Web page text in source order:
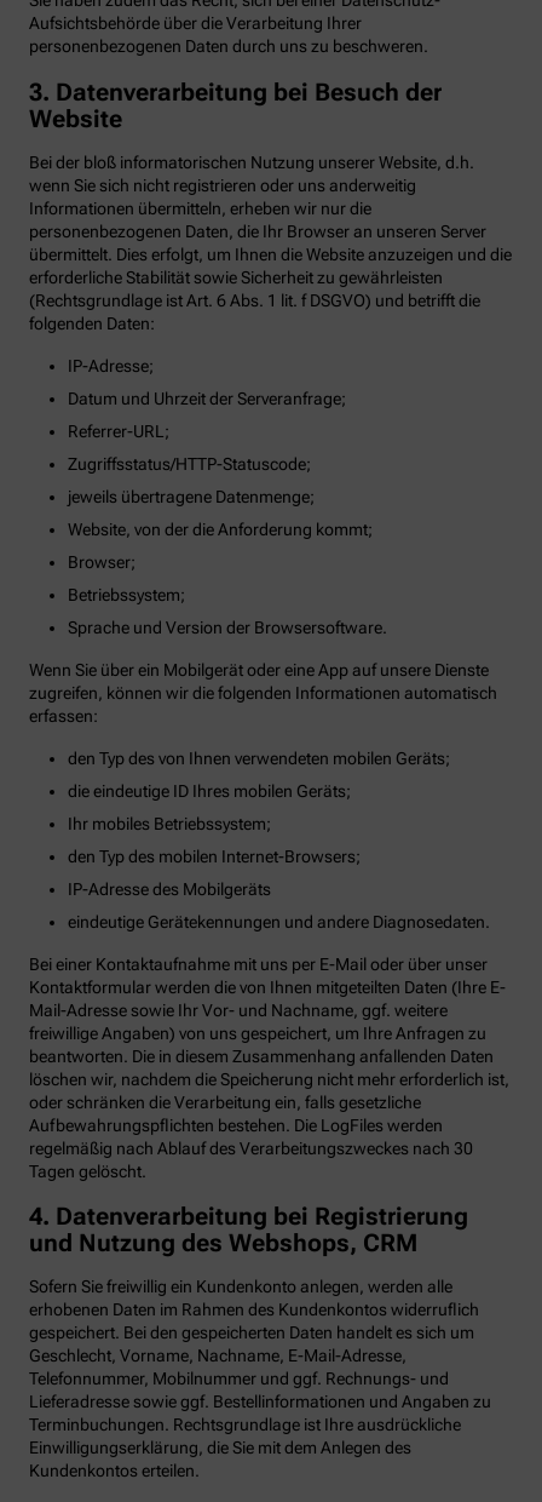
Aufsichtsbehörde über die Verarbeitung Ihrer
personenbezogenen Daten durch uns zu beschweren.
3. Datenverarbeitung bei Besuch der
Website
Bei der bloß informatorischen Nutzung unserer Website, d.h.
wenn Sie sich nicht registrieren oder uns anderweitig
Informationen übermitteln, erheben wir nur die
personenbezogenen Daten, die Ihr Browser an unseren Server
übermittelt. Dies erfolgt, um Ihnen die Website anzuzeigen und die
erforderliche Stabilität sowie Sicherheit zu gewährleisten
(Rechtsgrundlage ist Art. 6 Abs. 1 lit. f DSGVO) und betrifft die
folgenden Daten:
IP-Adresse;
Datum und Uhrzeit der Serveranfrage;
Referrer-URL;
Zugriffsstatus/HTTP-Statuscode;
jeweils übertragene Datenmenge;
Website, von der die Anforderung kommt;
Browser;
Betriebssystem;
Sprache und Version der Browsersoftware.
Wenn Sie über ein Mobilgerät oder eine App auf unsere Dienste
zugreifen, können wir die folgenden Informationen automatisch
erfassen:
den Typ des von Ihnen verwendeten mobilen Geräts;
die eindeutige ID Ihres mobilen Geräts;
Ihr mobiles Betriebssystem;
den Typ des mobilen Internet-Browsers;
IP-Adresse des Mobilgeräts
eindeutige Gerätekennungen und andere Diagnosedaten.
Bei einer Kontaktaufnahme mit uns per E-Mail oder über unser
Kontaktformular werden die von Ihnen mitgeteilten Daten (Ihre E-
Mail-Adresse sowie Ihr Vor- und Nachname, ggf. weitere
freiwillige Angaben) von uns gespeichert, um Ihre Anfragen zu
beantworten. Die in diesem Zusammenhang anfallenden Daten
löschen wir, nachdem die Speicherung nicht mehr erforderlich ist,
oder schränken die Verarbeitung ein, falls gesetzliche
Aufbewahrungspflichten bestehen. Die LogFiles werden
regelmäßig nach Ablauf des Verarbeitungszweckes nach 30
Tagen gelöscht.
4. Datenverarbeitung bei Registrierung
und Nutzung des Webshops, CRM
Sofern Sie freiwillig ein Kundenkonto anlegen, werden alle
erhobenen Daten im Rahmen des Kundenkontos widerruflich
gespeichert. Bei den gespeicherten Daten handelt es sich um
Geschlecht, Vorname, Nachname, E-Mail-Adresse,
Telefonnummer, Mobilnummer und ggf. Rechnungs- und
Lieferadresse sowie ggf. Bestellinformationen und Angaben zu
Terminbuchungen. Rechtsgrundlage ist Ihre ausdrückliche
Einwilligungserklärung, die Sie mit dem Anlegen des
Kundenkontos erteilen.